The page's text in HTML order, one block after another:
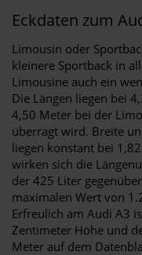
Eckdaten zum
Limousin oder
kleinere Sportback in
Limousine auch ein
Die Längen liegen bei
4,50 Meter bei der
überragt wird. Breite
liegen konstant bei
wirken sich die
der 425 Liter
maximalen Wert von
Erfreulich am Audi A3
Zentimeter Höhe und
Meter auf dem